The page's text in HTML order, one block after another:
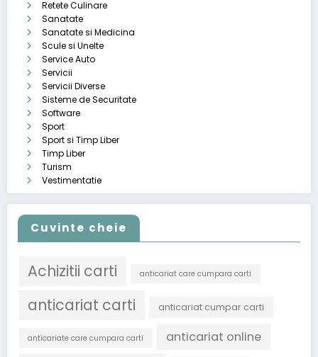
Retete Culinare
Sanatate
Sanatate si Medicina
Scule si Unelte
Service Auto
Servicii
Servicii Diverse
Sisteme de Securitate
Software
Sport
Sport si Timp Liber
Timp Liber
Turism
Vestimentatie
Cuvinte cheie
Achizitii carti anticariat care cumpara carti
anticariat carti anticariat cumpar carti
anticariate care cumpara carti
anticariat online